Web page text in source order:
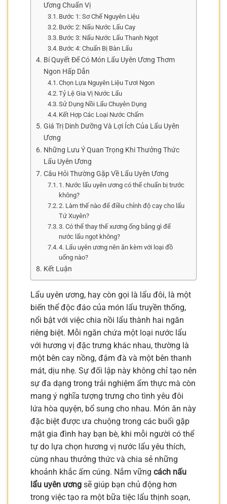
Ương Chuẩn Vị
Bước 1: Sơ Chế Nguyên Liệu
Bước 2: Nấu Nước Lẩu Cay
Bước 3: Nấu Nước Lẩu Thanh Ngọt
Bước 4: Chuẩn Bị Bàn Lẩu
Bí Quyết Để Có Món Lẩu Uyên Ương Thơm
Ngon Hấp Dẫn
Chọn Lựa Nguyên Liệu Tươi Ngon
Tỷ Lệ Gia Vị Nước Lẩu
Sử Dụng Nồi Lẩu Chuyên Dụng
Kết Hợp Các Loại Nước Chấm
Giá Trị Dinh Dưỡng Và Lợi Ích Của Lẩu Uyên
Ương
Những Lưu Ý Quan Trọng Khi Thưởng Thức
Lẩu Uyên Ương
Câu Hỏi Thường Gặp Về Lẩu Uyên Ương
1. Nước lẩu uyên ương có thể chuẩn bị trước
không?
2. Làm thế nào để điều chỉnh độ cay cho lẩu
Tứ Xuyên?
3. Có thể thay thế xương ống bằng gì để
nước lẩu ngọt không?
4. Lẩu uyên ương nên ăn kèm với loại đồ
uống nào?
Kết Luận
Lẩu uyên ương, hay còn gọi là lẩu đôi, là một
biến thể độc đáo của món lẩu truyền thống,
nổi bật với việc chia nồi lẩu thành hai ngăn
riêng biệt. Mỗi ngăn chứa một loại nước lẩu
với hương vị đặc trưng khác nhau, thường là
một bên cay nồng, đậm đà và một bên thanh
mát, dịu nhẹ. Sự đối lập này không chỉ tạo nên
sự đa dạng trong trải nghiệm ẩm thực mà còn
mang ý nghĩa tượng trưng cho tình yêu đôi
lứa hòa quyện, bổ sung cho nhau. Món ăn này
đặc biệt được ưa chuộng trong các buổi gặp
mặt gia đình hay bạn bè, khi mỗi người có thể
tự do lựa chọn hương vị nước lẩu yêu thích,
cùng nhau thưởng thức và chia sẻ những
khoảnh khắc ấm cúng. Nắm vững cách nấu
lẩu uyên ương sẽ giúp bạn chủ động hơn
trong việc tạo ra một bữa tiệc lẩu thịnh soạn,